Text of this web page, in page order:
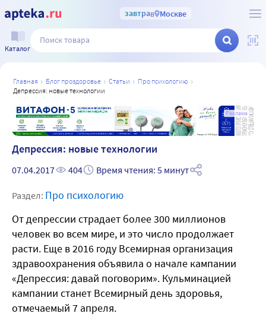
завтрав Москве
Каталог
главная блог проздоровье статьи
про психологию
депрессия: новые технологии
Реклама
Депрессия: новые технологии
07.04.2017 404 Время чтения: 5 минут
Раздел: Про психологию
От депрессии страдает более 300 миллионов
человек во всем мире, и это число продолжает
расти. Еще в 2016 году Всемирная организация
здравоохранения объявила о начале кампании
«Депрессия: давай поговорим». Кульминацией
кампании станет Всемирный день здоровья,
отмечаемый 7 апреля.